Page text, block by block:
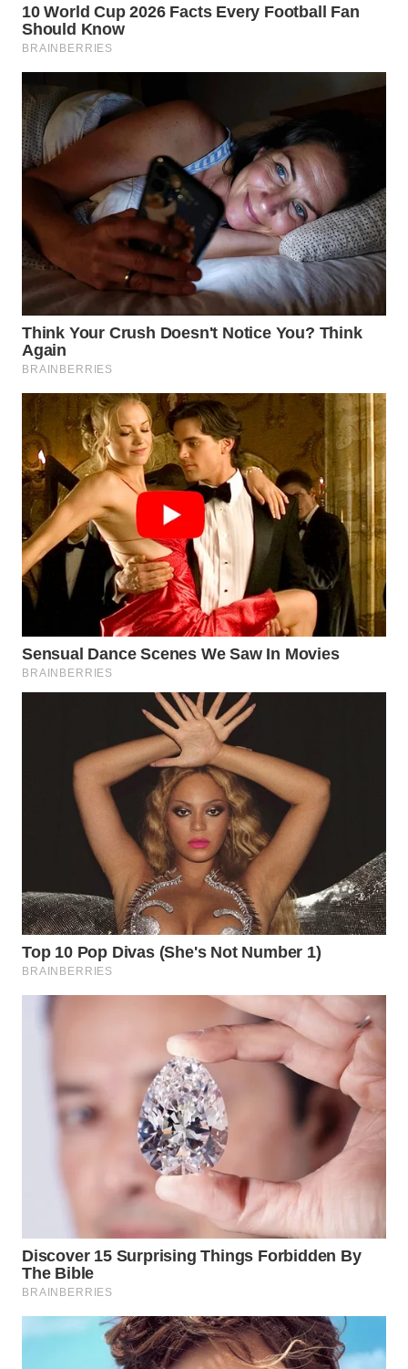
WN
INDRAMAYU
KUNINGAN
WN
MAJALENGKA
WN
SUBANG
SUKABUMI
WN
PURWAKARTA
WN
PRIANGAN
TIMUR
WN
SEMARANG
SOLO
WN
BOROBUDUR
SURABAYA
WN
BINTAN
WN
MANDALIKA
WN
LABUANBAJO
WN
Wahana
Media
Group